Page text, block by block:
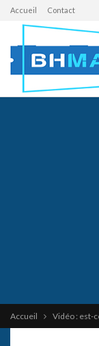
Accueil Contact
Accueil Vidéo : est-